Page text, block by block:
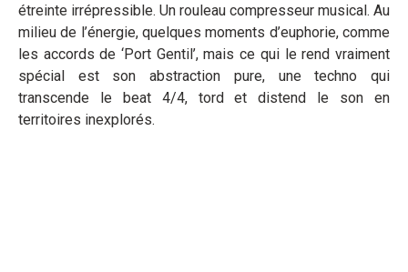
étreinte irrépressible. Un rouleau compresseur musical. Au
milieu de l’énergie, quelques moments d’euphorie, comme
les accords de ‘Port Gentil’, mais ce qui le rend vraiment
spécial est son abstraction pure, une techno qui
transcende le beat 4/4, tord et distend le son en
territoires inexplorés.